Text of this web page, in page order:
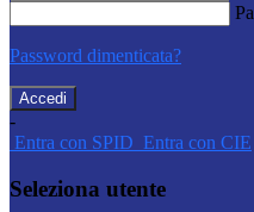
Password dimenticata?
-
Entra con SPID Entra con CIE
Seleziona utente